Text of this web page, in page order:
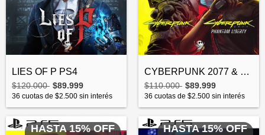
LIES OF P PS4
$120.000 $89.999
36 cuotas de $2.500 sin interés
CYBERPUNK 2077 & PHANTOM LIBERTY PS4
$110.000 $89.999
36 cuotas de $2.500 sin interés
HASTA 15% OFF HASTA 15% OFF